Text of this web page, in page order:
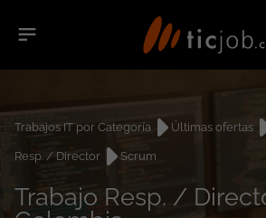
Trabajos IT por Categoría Últimas ofertas
Resp. / Director
Scrum
Trabajo Resp. /